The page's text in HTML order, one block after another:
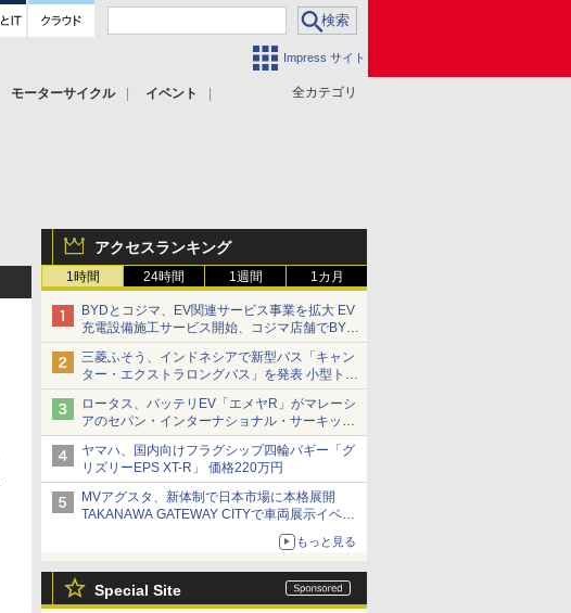
Impress サイト
全カテゴリ
モーターサイクル
イベント
アクセスランキング
1時間 24時間 1週間 1カ月
BYDとコジマ、EV関連サービス事業を拡大 EV
充電設備施工サービス開始、コジマ店舗でBYD
車の展示・試乗イベントを強化
三菱ふそう、インドネシアで新型バス「キャン
ター・エクストラロングバス」を発表 小型トラ
ックベースの観光・旅客輸送向けバス
ロータス、バッテリEV「エメヤR」がマレーシ
アのセパン・インターナショナル・サーキット
のBEV最速タイムを樹立
ヤマハ、国内向けフラグシップ四輪バギー「グ
リズリーEPS XT-R」 価格220万円
MVアグスタ、新体制で日本市場に本格展開
TAKANAWA GATEWAY CITYで車両展示イベン
もっと見る
Special Site